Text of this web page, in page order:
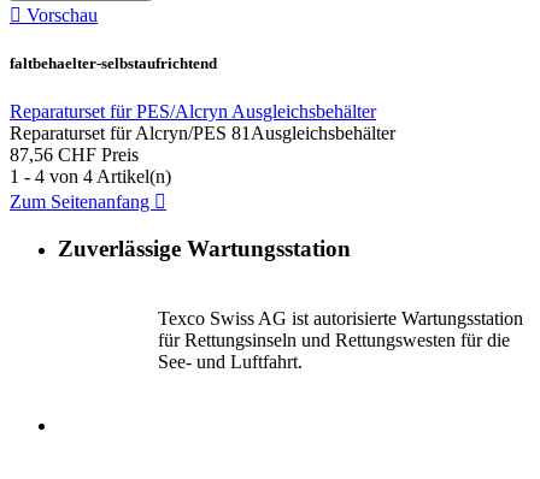
 Vorschau
faltbehaelter-selbstaufrichtend
Reparaturset für PES/Alcryn Ausgleichsbehälter
Reparaturset für Alcryn/PES 81Ausgleichsbehälter
87,56 CHF Preis
1 - 4 von 4 Artikel(n)
Zum Seitenanfang 
Zuverlässige Wartungsstation
Texco Swiss AG ist autorisierte Wartungsstation
für Rettungsinseln und Rettungswesten für die
See- und Luftfahrt.